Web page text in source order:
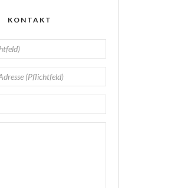
KONTAKT